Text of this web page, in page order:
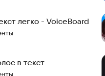
системы
легко - VoiceBoard
в текст